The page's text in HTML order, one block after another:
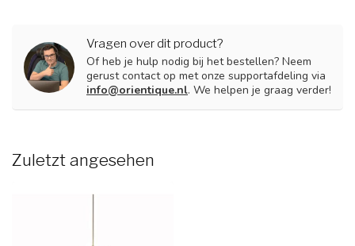
Vragen over dit product?
Of heb je hulp nodig bij het bestellen? Neem
gerust contact op met onze supportafdeling via
info@orientique.nl. We helpen je graag verder!
Zuletzt angesehen